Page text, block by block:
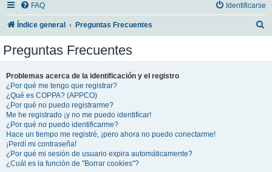
FAQ Identificarse
Índice general Preguntas Frecuentes
Preguntas Frecuentes
Problemas acerca de la identificación y el registro
¿Por qué me tengo que registrar?
¿Qué es COPPA? (APPCO)
¿Por qué no puedo registrarme?
Me he registrado ¡y no me puedo identificar!
¿Por qué no puedo identificarme?
Hace un tiempo me registré, ¡pero ahora no puedo conectarme!
¡Perdí mi contraseña!
¿Por qué mi sesión de usuario expira automáticamente?
¿Cuál es la función de "Borrar cookies"?